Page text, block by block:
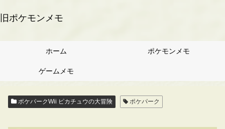
旧ポケモンメモ
ホーム ポケモンメモ
ゲームメモ
ポケパークWii ピカチュウの大冒険 ポケパーク